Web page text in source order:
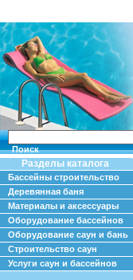
Поиск
Разделы каталога
Бассейны строительство
Деревянная баня
Материалы и аксессуары
Оборудование бассейнов
Оборудование саун и бань
Строительство саун
Услуги саун и бассейнов